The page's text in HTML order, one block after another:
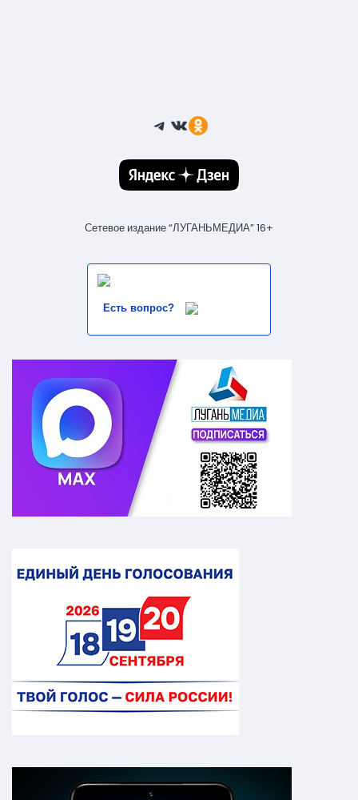
Telegram
ВКонтакте
Ссылка
Сетевое издание “ЛУГАНЬМЕДИА” 16+
Есть вопрос?